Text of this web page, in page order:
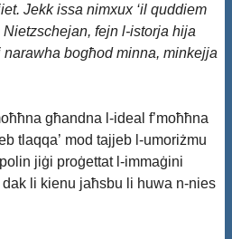
Jekk issa nimxux ‘il quddiem
fejn l-istorja hija
bogħod minna, minkejja
għandna l-ideal f’moħħna
tlaqqa’ mod tajjeb l-umoriżmu
jiġi proġettat l-immaġini
li kienu jaħsbu li huwa n-nies